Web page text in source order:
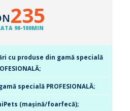
235
90-180MIN
cu produse din gamă specială
specială PROFESIONALĂ;
(mașină/foarfecă);